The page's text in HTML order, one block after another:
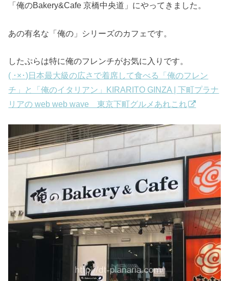
「俺のBakery&Cafe 京橋中央道」にやってきました。
あの有名な「俺の」シリーズのカフェです。
したぷらは特に俺のフレンチがお気に入りです。
( ･×･)日本最大級の広さで着席して食べる「俺のフレン
チ」と「俺のイタリアン」KIRARITO GINZA | 下町プラナ
リアの web web wave 東京下町グルメあれこれ